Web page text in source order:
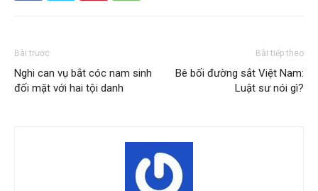
Bài trước
Nghi can vụ bắt cóc nam sinh
đối mặt với hai tội danh
Bài tiếp theo
Bê bối đường sắt Việt Nam:
Luật sư nói gì?